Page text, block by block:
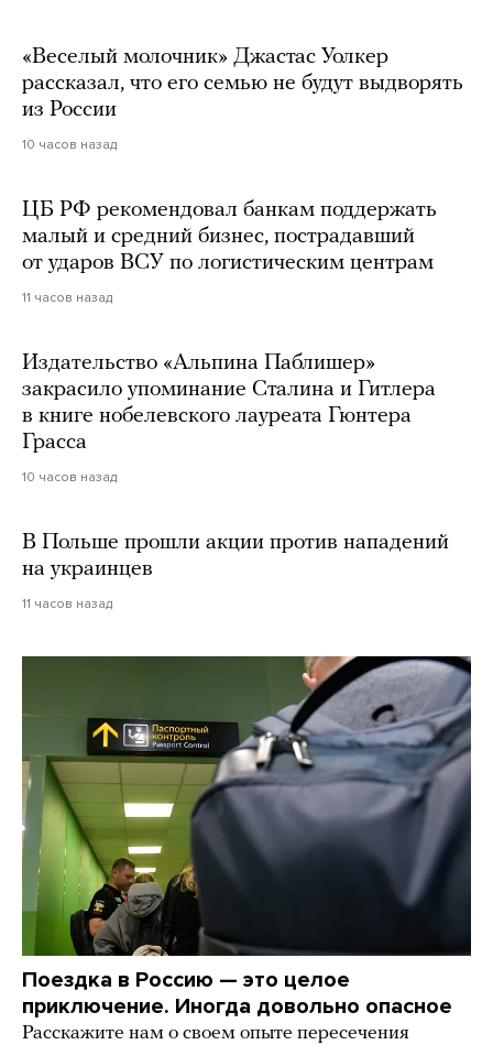
«Веселый молочник» Джастас Уолкер
рассказал, что его семью не будут выдворять
из России
10 часов назад
ЦБ РФ рекомендовал банкам поддержать
малый и средний бизнес, пострадавший
от ударов ВСУ по логистическим центрам
11 часов назад
Издательство «Альпина Паблишер»
закрасило упоминание Сталина и Гитлера
в книге нобелевского лауреата Гюнтера
Грасса
10 часов назад
В Польше прошли акции против нападений
на украинцев
11 часов назад
Поездка в Россию — это целое
приключение. Иногда довольно опасное
Расскажите нам о своем опыте пересечения